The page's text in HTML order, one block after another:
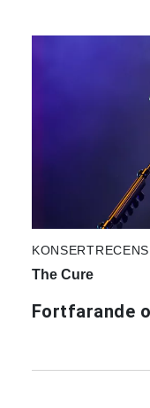
The Cure
Fortfarande